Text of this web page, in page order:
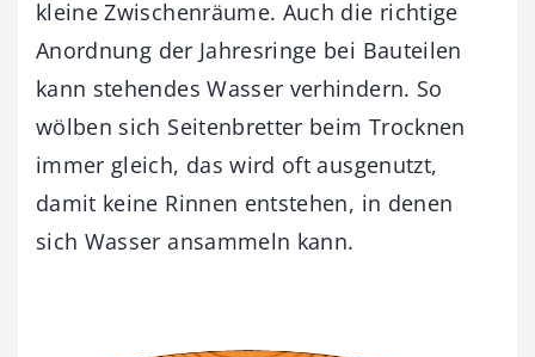
kleine Zwischenräume. Auch die richtige
Anordnung der Jahresringe bei Bauteilen
kann stehendes Wasser verhindern. So
wölben sich Seitenbretter beim Trocknen
immer gleich, das wird oft ausgenutzt,
damit keine Rinnen entstehen, in denen
sich Wasser ansammeln kann.